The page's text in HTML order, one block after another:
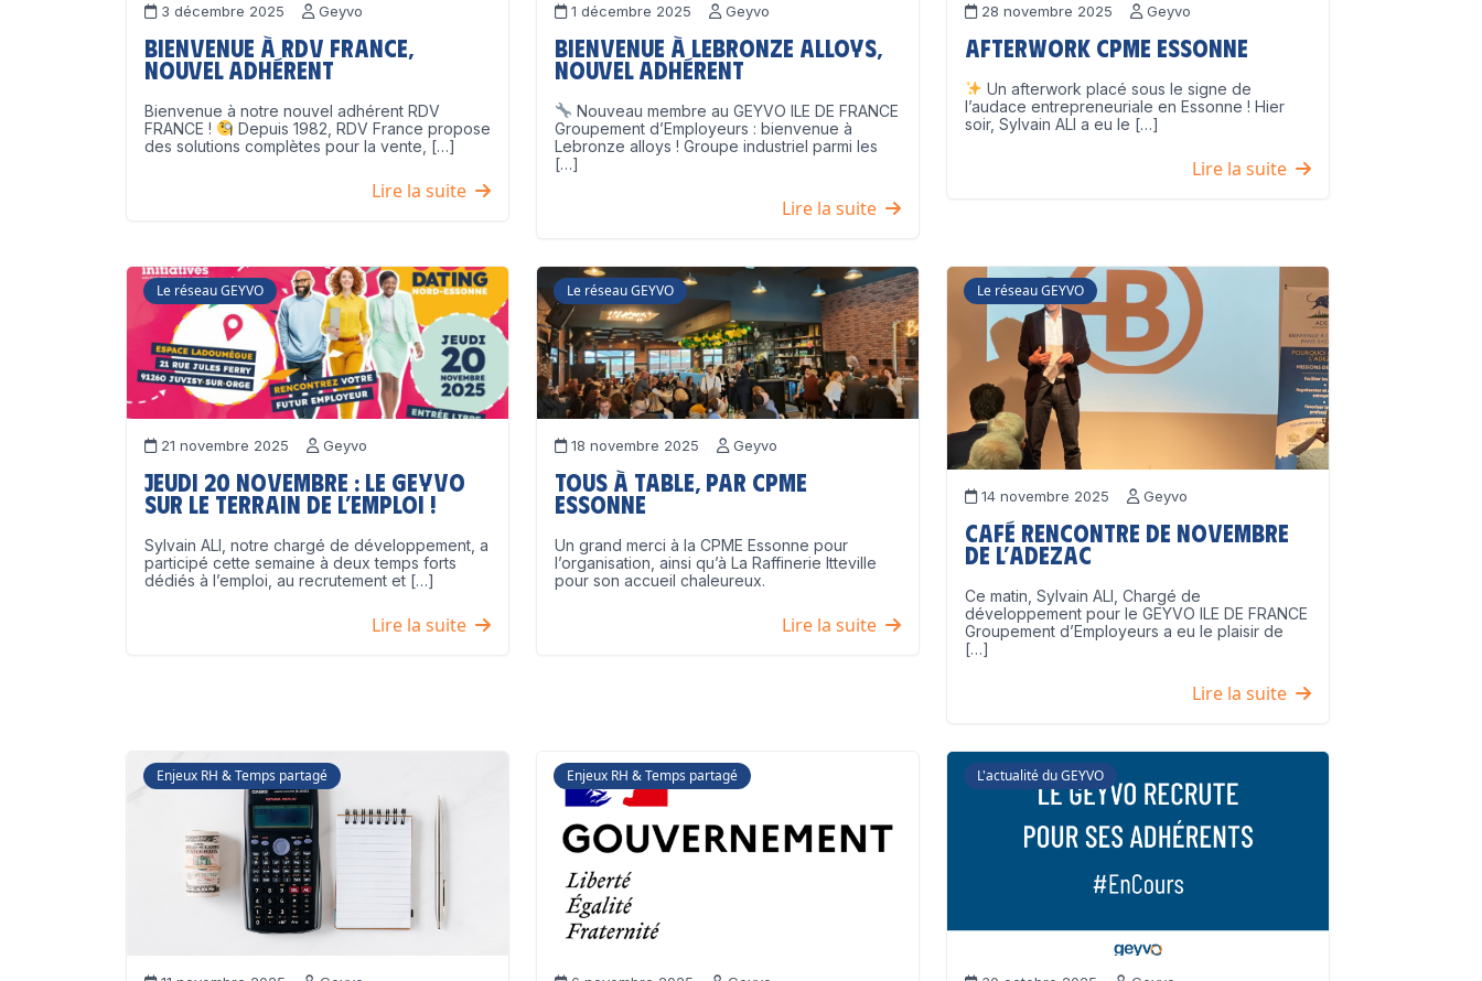
3 décembre 2025 Geyvo
Bienvenue à RDV France,
nouvel adhérent
Bienvenue à notre nouvel adhérent RDV
FRANCE !
Depuis 1982, RDV France propose
des solutions complètes pour la vente, […]
Lire la suite
1 décembre 2025 Geyvo
Bienvenue à Lebronze Alloys,
nouvel adhérent
Nouveau membre au GEYVO ILE DE FRANCE
Groupement d’Employeurs : bienvenue à
Lebronze alloys ! Groupe industriel parmi les
[…]
Lire la suite
28 novembre 2025 Geyvo
Afterwork CPME Essonne
Un afterwork placé sous le signe de
l’audace entrepreneuriale en Essonne ! Hier
soir, Sylvain ALI a eu le […]
Lire la suite
Le réseau GEYVO
21 novembre 2025 Geyvo
Jeudi 20 novembre : le GEYVO
sur le terrain de l’emploi !
Sylvain ALI, notre chargé de développement, a
participé cette semaine à deux temps forts
dédiés à l’emploi, au recrutement et […]
Lire la suite
Le réseau GEYVO
18 novembre 2025 Geyvo
Tous à table, par CPME
Essonne
Un grand merci à la CPME Essonne pour
l’organisation, ainsi qu’à La Raffinerie Itteville
pour son accueil chaleureux.
Lire la suite
Le réseau GEYVO
14 novembre 2025 Geyvo
Café Rencontre de Novembre
de l’ADEZAC
Ce matin, Sylvain ALI, Chargé de
développement pour le GEYVO ILE DE FRANCE
Groupement d’Employeurs a eu le plaisir de
[…]
Lire la suite
Enjeux RH & Temps partagé Enjeux RH & Temps partagé L'actualité du GEYVO